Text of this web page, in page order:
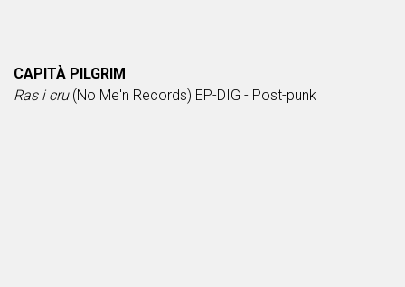
CAPITÀ PILGRIM
Ras i cru(No Me'n Records) EP-DIG - Post-punk